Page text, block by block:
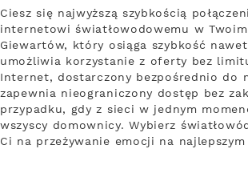
Ciesz się najwyższą szybkością
internetowi światłowodowemu w
Giewartów, który osiąga szybkość
umożliwia korzystanie z oferty bez
Internet, dostarczony bezpośrednio do
zapewnia nieograniczony dostęp bez
przypadku, gdy z sieci w jednym
wszyscy domownicy. Wybierz
Ci na przeżywanie emocji na